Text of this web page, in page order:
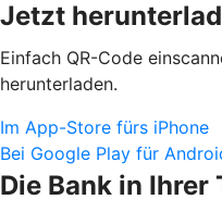
Jetzt
Einfach QR-Code
herunterladen.
Im App-Store fürs iPhone
Bei Google Play für
Die Bank in Ihrer